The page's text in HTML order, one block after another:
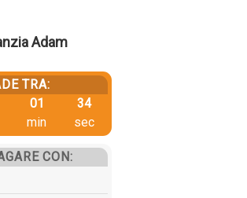
Adam
TRA:
01
min
33
sec
CON: